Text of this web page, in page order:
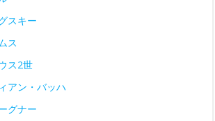
スキー
ス
ス2世
アン・バッハ
グナー